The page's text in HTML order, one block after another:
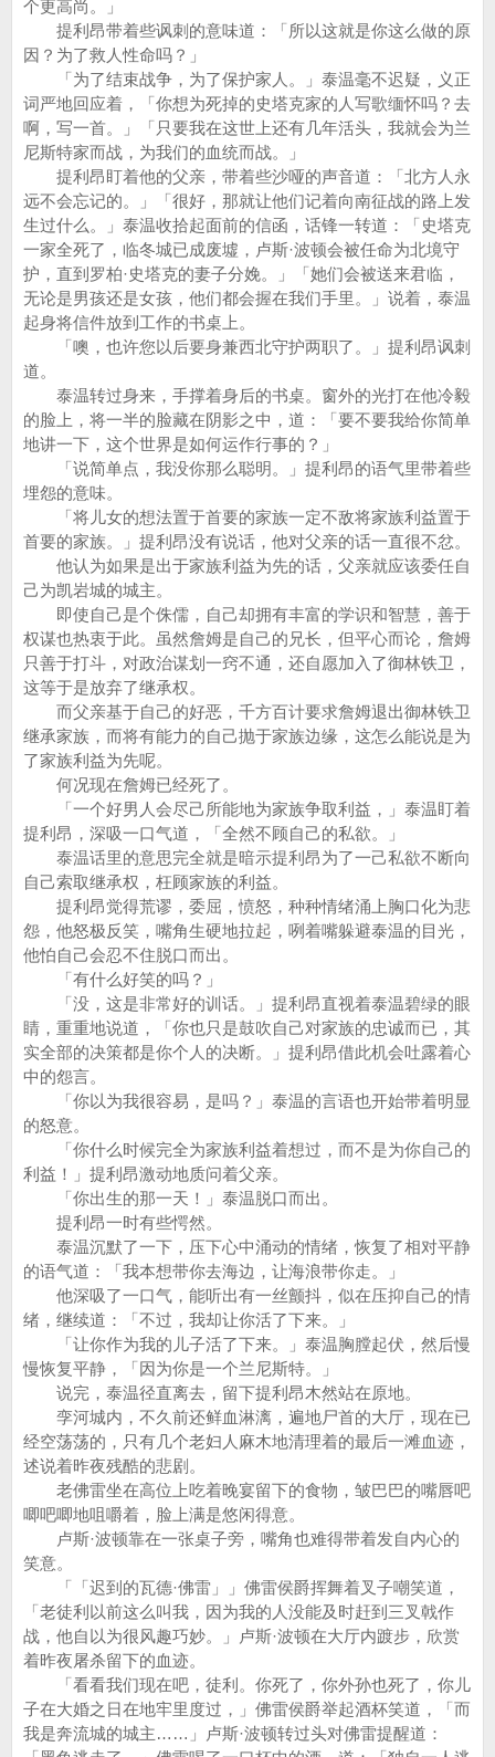
个更高尚。」
提利昂带着些讽刺的意味道：「所以这就是你这么做的原
因？为了救人性命吗？」
「为了结束战争，为了保护家人。」泰温毫不迟疑，义正
词严地回应着，「你想为死掉的史塔克家的人写歌缅怀吗？去
啊，写一首。」「只要我在这世上还有几年活头，我就会为兰
尼斯特家而战，为我们的血统而战。」
提利昂盯着他的父亲，带着些沙哑的声音道：「北方人永
远不会忘记的。」「很好，那就让他们记着向南征战的路上发
生过什么。」泰温收拾起面前的信函，话锋一转道：「史塔克
一家全死了，临冬城已成废墟，卢斯·波顿会被任命为北境守
护，直到罗柏·史塔克的妻子分娩。」「她们会被送来君临，
无论是男孩还是女孩，他们都会握在我们手里。」说着，泰温
起身将信件放到工作的书桌上。
「噢，也许您以后要身兼西北守护两职了。」提利昂讽刺
道。
泰温转过身来，手撑着身后的书桌。窗外的光打在他冷毅
的脸上，将一半的脸藏在阴影之中，道：「要不要我给你简单
地讲一下，这个世界是如何运作行事的？」
「说简单点，我没你那么聪明。」提利昂的语气里带着些
埋怨的意味。
「将儿女的想法置于首要的家族一定不敌将家族利益置于
首要的家族。」提利昂没有说话，他对父亲的话一直很不忿。
他认为如果是出于家族利益为先的话，父亲就应该委任自
己为凯岩城的城主。
即使自己是个侏儒，自己却拥有丰富的学识和智慧，善于
权谋也热衷于此。虽然詹姆是自己的兄长，但平心而论，詹姆
只善于打斗，对政治谋划一窍不通，还自愿加入了御林铁卫，
这等于是放弃了继承权。
而父亲基于自己的好恶，千方百计要求詹姆退出御林铁卫
继承家族，而将有能力的自己抛于家族边缘，这怎么能说是为
了家族利益为先呢。
何况现在詹姆已经死了。
「一个好男人会尽己所能地为家族争取利益，」泰温盯着
提利昂，深吸一口气道，「全然不顾自己的私欲。」
泰温话里的意思完全就是暗示提利昂为了一己私欲不断向
自己索取继承权，枉顾家族的利益。
提利昂觉得荒谬，委屈，愤怒，种种情绪涌上胸口化为悲
怨，他怒极反笑，嘴角生硬地拉起，咧着嘴躲避泰温的目光，
他怕自己会忍不住脱口而出。
「有什么好笑的吗？」
「没，这是非常好的训话。」提利昂直视着泰温碧绿的眼
睛，重重地说道，「你也只是鼓吹自己对家族的忠诚而已，其
实全部的决策都是你个人的决断。」提利昂借此机会吐露着心
中的怨言。
「你以为我很容易，是吗？」泰温的言语也开始带着明显
的怒意。
「你什么时候完全为家族利益着想过，而不是为你自己的
利益！」提利昂激动地质问着父亲。
「你出生的那一天！」泰温脱口而出。
提利昂一时有些愕然。
泰温沉默了一下，压下心中涌动的情绪，恢复了相对平静
的语气道：「我本想带你去海边，让海浪带你走。」
他深吸了一口气，能听出有一丝颤抖，似在压抑自己的情
绪，继续道：「不过，我却让你活了下来。」
「让你作为我的儿子活了下来。」泰温胸膛起伏，然后慢
慢恢复平静，「因为你是一个兰尼斯特。」
说完，泰温径直离去，留下提利昂木然站在原地。
孪河城内，不久前还鲜血淋漓，遍地尸首的大厅，现在已
经空荡荡的，只有几个老妇人麻木地清理着的最后一滩血迹，
述说着昨夜残酷的悲剧。
老佛雷坐在高位上吃着晚宴留下的食物，皱巴巴的嘴唇吧
唧吧唧地咀嚼着，脸上满是悠闲得意。
卢斯·波顿靠在一张桌子旁，嘴角也难得带着发自内心的
笑意。
「「迟到的瓦德·佛雷」」佛雷侯爵挥舞着叉子嘲笑道，
「老徒利以前这么叫我，因为我的人没能及时赶到三叉戟作
战，他自以为很风趣巧妙。」卢斯·波顿在大厅内踱步，欣赏
着昨夜屠杀留下的血迹。
「看看我们现在吧，徒利。你死了，你外孙也死了，你儿
子在大婚之日在地牢里度过，」佛雷侯爵举起酒杯笑道，「而
我是奔流城的城主……」卢斯·波顿转过头对佛雷提醒道：